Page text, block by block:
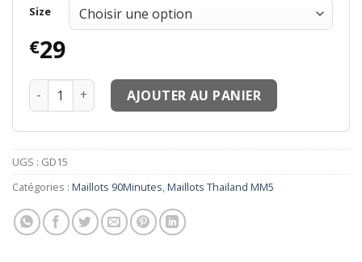
Size
€29
quantité de Maillots thailand MM5 Maillots Que la Mif
AJOUTER AU PANIER
UGS : GD15
Catégories : Maillots 90Minutes Maillots Thailand MM5